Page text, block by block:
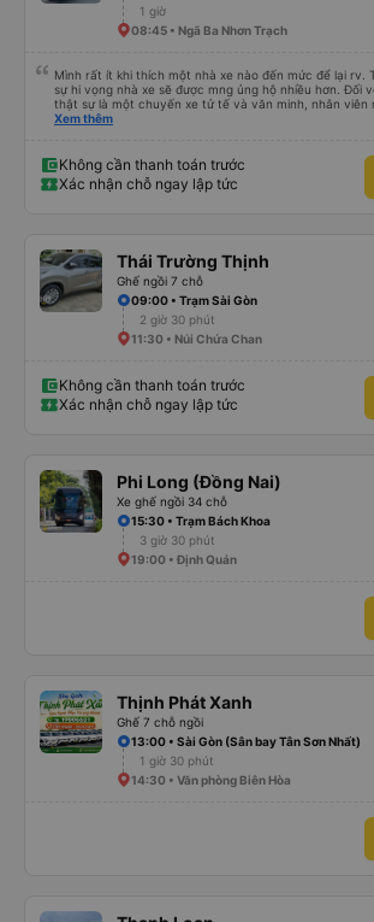
1 giờ
08:45 • Ngã Ba Nhơn Trạch
Mình rất ít khi thích một nhà xe nào đến mức để lại rv.
sự hi vọng nhà xe sẽ được mng ủng hộ nhiều hơn. Đối
thật sự là một chuyến xe tử tế và văn minh, nhân viên
nhiệt tình, chăm sóc tốt và thậm chí có ưu đãi cho
Xem thêm
Không cần thanh toán trước
Xác nhận chỗ ngay lập tức
Thái Trường Thịnh
Ghế ngồi 7 chỗ
09:00 • Trạm Sài Gòn
2 giờ 30 phút
11:30 • Núi Chứa Chan
Không cần thanh toán trước
Xác nhận chỗ ngay lập tức
Phi Long (Đồng Nai)
Xe ghế ngồi 34 chỗ
15:30 • Trạm Bách Khoa
3 giờ 30 phút
19:00 • Định Quán
Thịnh Phát Xanh
Ghế 7 chỗ ngồi
13:00 • Sài Gòn (Sân bay Tân Sơn Nhất)
1 giờ 30 phút
14:30 • Văn phòng Biên Hòa